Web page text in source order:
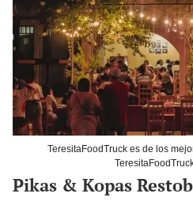
TeresitaFoodTruck es de los
Pikas & Kopas